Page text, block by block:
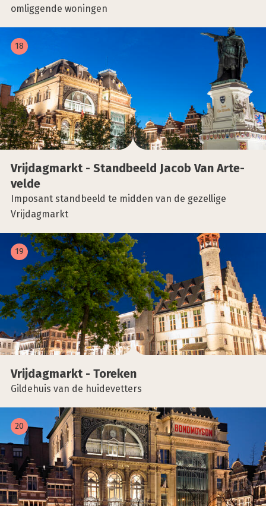
omliggende woningen
Vrij­dag­markt - Stand­beeld Jacob Van Art­e­
vel­de
Imposant standbeeld te midden van de gezellige
Vrijdagmarkt
18
Vrij­dag­markt - Tore­ken
Gildehuis van de huidevetters
19
20